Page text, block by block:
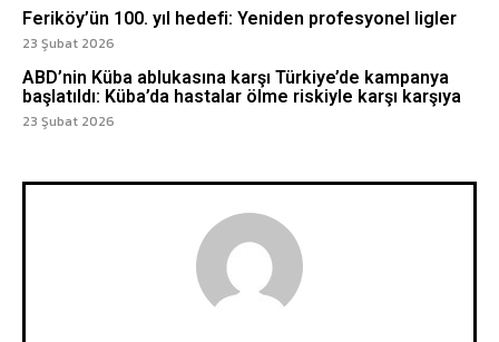
Feriköy’ün 100. yıl hedefi: Yeniden profesyonel ligler
23 Şubat 2026
ABD’nin Küba ablukasına karşı Türkiye’de kampanya
başlatıldı: Küba’da hastalar ölme riskiyle karşı karşıya
23 Şubat 2026